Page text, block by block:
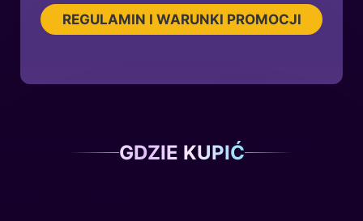
REGULAMIN I WARUNKI PROMOCJI
GDZIE KUPIĆ